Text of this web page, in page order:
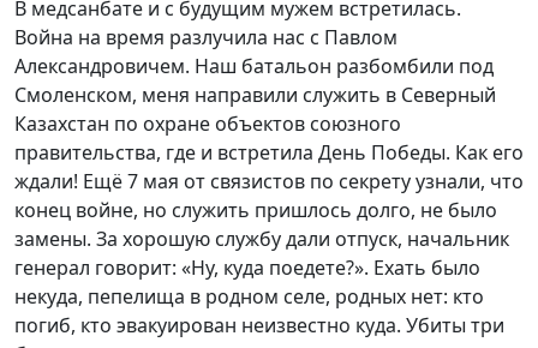
В медсанбате и с будущим мужем встретилась.
Война на время разлучила нас с Павлом
Александровичем. Наш батальон разбомбили под
Смоленском, меня направили служить в Северный
Казахстан по охране объектов союзного
правительства, где и встретила День Победы. Как его
ждали! Ещё 7 мая от связистов по секрету узнали, что
конец войне, но служить пришлось долго, не было
замены. За хорошую службу дали отпуск, начальник
генерал говорит: «Ну, куда поедете?». Ехать было
некуда, пепелища в родном селе, родных нет: кто
погиб, кто эвакуирован неизвестно куда. Убиты три